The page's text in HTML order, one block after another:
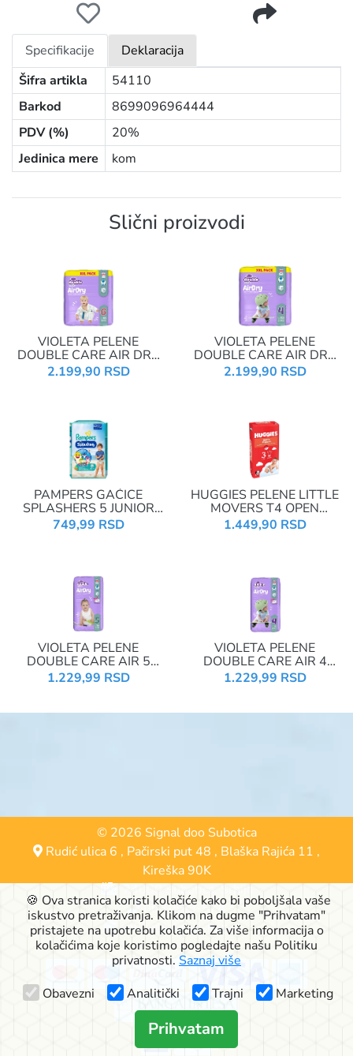
Specifikacije
Deklaracija
Šifra artikla
54110
Barkod
8699096964444
PDV (%)
20%
Jedinica mere
kom
Slični proizvodi
VIOLETA PELENE
DOUBLE CARE AIR DRY
GIGA 6 JUNIOR+ 16+KG
86 KOM
2.199,90 RSD
VIOLETA PELENE
DOUBLE CARE AIR DRY
GIGA 4 MAXI 8-14KG
104 KOM
2.199,90 RSD
PAMPERS GAĆICE
SPLASHERS 5 JUNIOR
10KOM
749,99 RSD
HUGGIES PELENE LITTLE
MOVERS T4 OPEN
DIAPERS JUMBO 3 4-9KG
56KOM
1.449,90 RSD
VIOLETA PELENE
DOUBLE CARE AIR 5
JUNIOR 11-18KG 52KOM
1.229,99 RSD
VIOLETA PELENE
DOUBLE CARE AIR 4
MAXI 8-14KG 60KOM
1.229,99 RSD
© 2026 Signal doo Subotica
Rudić ulica 6 , Pačirski put 48 , Blaška Rajića 11 ,
Kireška 90K
24000 Subotica, Srbija
063-553-574
online@signalshop.rs
🍪 Ova stranica koristi kolačiće kako bi poboljšala vaše
iskustvo pretraživanja. Klikom na dugme "Prihvatam"
pristajete na upotrebu kolačića. Za više informacija o
kolačićima koje koristimo pogledajte našu Politiku
privatnosti. Saznaj više
Obavezni
Analitički Trajni Marketing
Prihvatam